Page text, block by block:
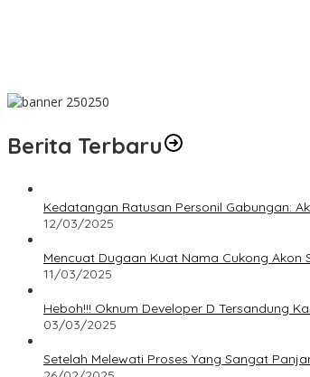
Berita Terbaru
Kedatangan Ratusan Personil Gabungan:
12/03/2025
Mencuat Dugaan Kuat Nama Cukong
11/03/2025
Heboh!!! Oknum Developer D Tersandung
03/03/2025
Setelah Melewati Proses Yang Sangat